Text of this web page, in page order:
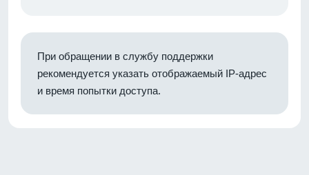
При обращении в службу поддержки
рекомендуется указать отображаемый IP-адрес
и время попытки доступа.